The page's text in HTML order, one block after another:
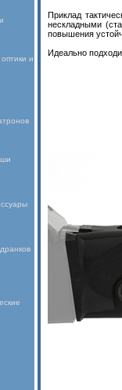
и
Приклад
нескладными
повышения
Идеально